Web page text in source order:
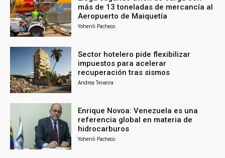
más de 13 toneladas de mercancía al
Aeropuerto de Maiquetía
Yohenli Pacheco
Sector hotelero pide flexibilizar
impuestos para acelerar
recuperación tras sismos
Andrea Teixeira
Enrique Novoa: Venezuela es una
referencia global en materia de
hidrocarburos
Yohenli Pacheco